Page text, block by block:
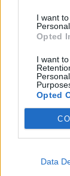
I want
Opted
I want
Opted
Data
Roi Charles
incident
19 novembre
Laisser